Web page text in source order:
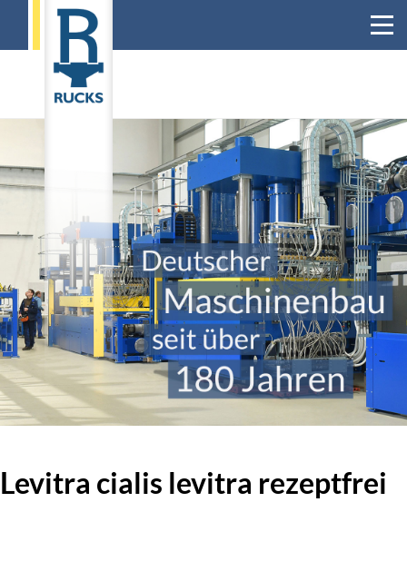
Levitra cialis levitra rezeptfrei